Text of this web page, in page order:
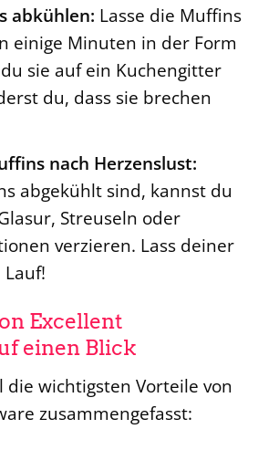
abkühlen: Lasse die Muffins
einige Minuten in der Form
sie auf ein Kuchengitter
du, dass sie brechen
nach Herzenslust:
abgekühlt sind, kannst du
Streuseln oder
verzieren. Lass deiner
Excellent
einen Blick
die wichtigsten Vorteile von
zusammengefasst: